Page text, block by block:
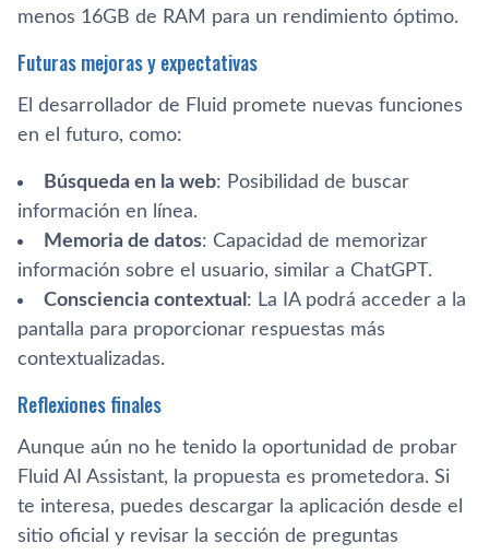
menos 16GB de RAM para un rendimiento óptimo.
Futuras mejoras y expectativas
El desarrollador de Fluid promete nuevas funciones
en el futuro, como:
Búsqueda en la web: Posibilidad de buscar
información en línea.
Memoria de datos: Capacidad de memorizar
información sobre el usuario, similar a ChatGPT.
Consciencia contextual : La IA podrá acceder a la
pantalla para proporcionar respuestas más
contextualizadas.
Reflexiones finales
Aunque aún no he tenido la oportunidad de probar
Fluid AI Assistant, la propuesta es prometedora. Si
te interesa, puedes descargar la aplicación desde el
sitio oficial y revisar la sección de preguntas